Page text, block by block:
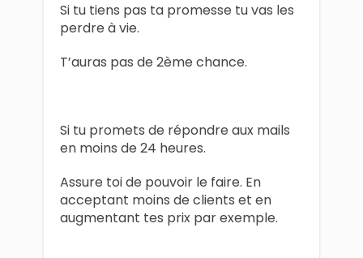
Si tu tiens pas ta promesse tu vas les
perdre à vie.
T’auras pas de 2ème chance.
Si tu promets de répondre aux mails
en moins de 24 heures.
Assure toi de pouvoir le faire. En
acceptant moins de clients et en
augmentant tes prix par exemple.